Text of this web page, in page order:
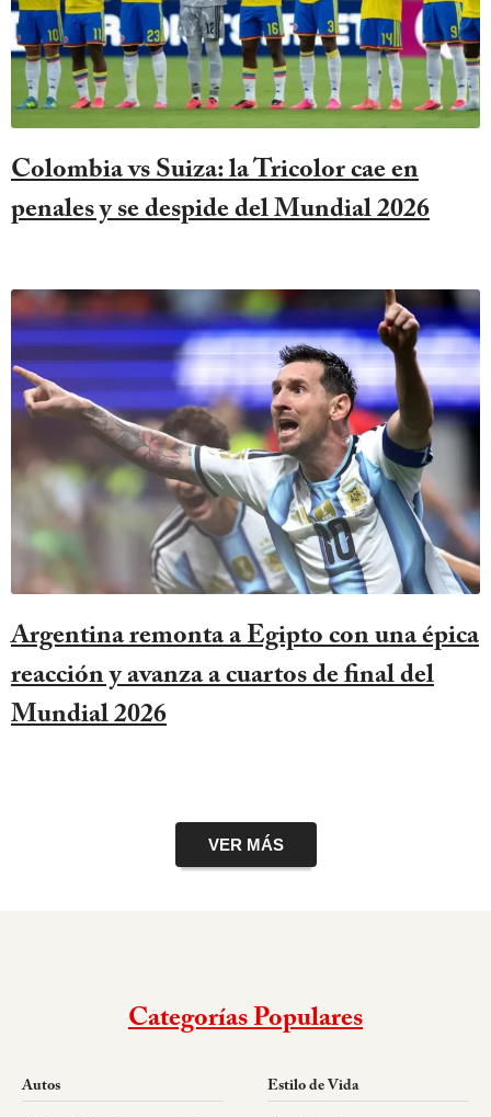
Colombia vs Suiza: la Tricolor cae en
penales y se despide del Mundial 2026
Argentina remonta a Egipto con una épica
reacción y avanza a cuartos de final del
Mundial 2026
VER MÁS
Categorías Populares
Autos Estilo de Vida